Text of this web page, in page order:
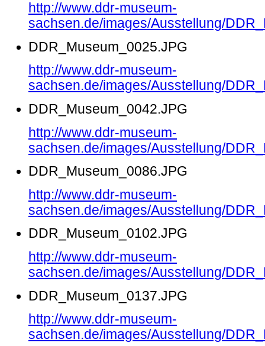
http://www.ddr-museum-
sachsen.de/images/Ausstellung/
DDR_Museum_0025.JPG
http://www.ddr-museum-
sachsen.de/images/Ausstellung/
DDR_Museum_0042.JPG
http://www.ddr-museum-
sachsen.de/images/Ausstellung/
DDR_Museum_0086.JPG
http://www.ddr-museum-
sachsen.de/images/Ausstellung/
DDR_Museum_0102.JPG
http://www.ddr-museum-
sachsen.de/images/Ausstellung/
DDR_Museum_0137.JPG
http://www.ddr-museum-
sachsen.de/images/Ausstellung/